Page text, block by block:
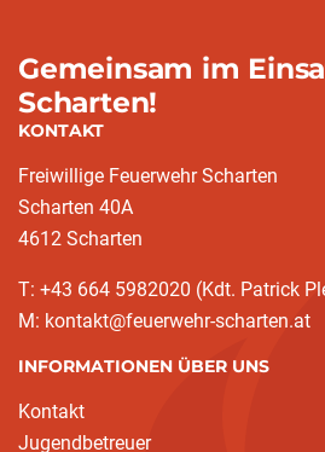
Gemeinsam im
Scharten!
KONTAKT
Freiwillige Feuerwehr Scharten
Scharten 40A
4612 Scharten
T: +43 664 5982020 (Kdt. Patrick
M: kontakt@feuerwehr-scharten.at
INFORMATIONEN ÜBER UNS
Kontakt
Jugendbetreuer